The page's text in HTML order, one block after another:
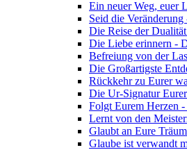
Ein neuer Weg, euer
Seid die
Die Reise der
Die Liebe erinnern -
Befreiung von der
Die Großartigste
Rückkehr zu Eurer
Die Ur-Signatur
Folgt Eurem Herzen
Lernt von den
Glaubt an Eure
Glaube ist verwandt